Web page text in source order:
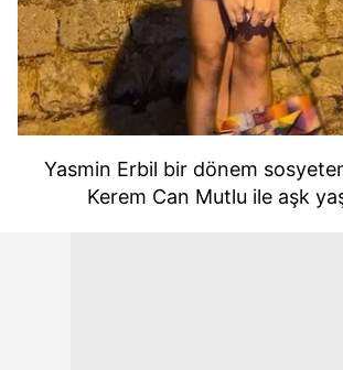
Yasmin Erbil bir dönem
Kerem Can Mutlu ile aşk